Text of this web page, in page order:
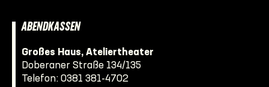
ABENDKASSEN
Großes Haus, Ateliertheater
Doberaner Straße 134/135
Telefon: 0381 381-4702